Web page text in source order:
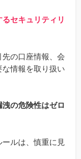
セキュリティリ
の口座情報、会
情報を取り扱い
の危険性はゼロ
ルは、慎重に見